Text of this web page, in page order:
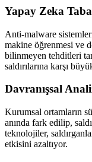
Yapay Zeka
Anti-malware
makine öğrenmesi ve
bilinmeyen tehditleri
saldırılarına karşı
Davranışsal
Kurumsal ortamların
anında fark edilip,
teknolojiler,
etkisini azaltıyor.